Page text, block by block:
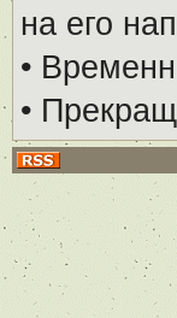
на его
•
•